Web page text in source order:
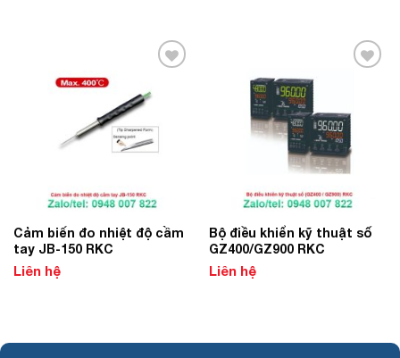
Wishlist
Cảm biến đo nhiệt độ cầm
tay JB-150 RKC
Liên hệ
Bộ điều khiển kỹ thuật số
GZ400/GZ900 RKC
Liên hệ